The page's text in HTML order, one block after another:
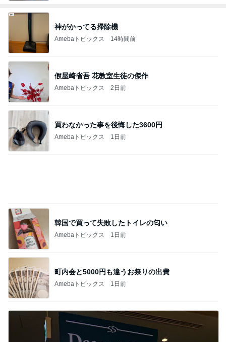
神がかってる掃除機
Amebaトピックス 14時間前
假屋崎省吾 花教室生徒の傑作
Amebaトピックス 2日前
買わなかった事を後悔した3600円
Amebaトピックス 1日前
韓国で買って失敗したトイレの匂い
Amebaトピックス 1日前
町内会と5000円も違うお祭りの出費
Amebaトピックス 1日前